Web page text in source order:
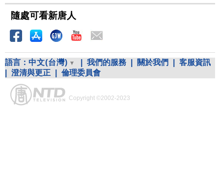
隨處可看新唐人
語言： 中文(台灣) 我們的服務 關於我們
客服資訊
澄清與更正 倫理委員會
Copyright ©2002-2023